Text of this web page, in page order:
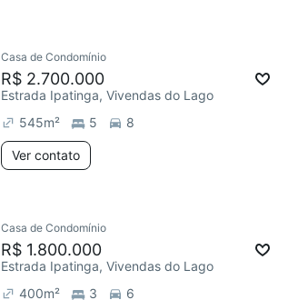
Casa de Condomínio
R$ 2.700.000
Estrada Ipatinga, Vivendas do Lago
545m² 5 8
Ver contato
Redecorar
Casa de Condomínio
R$ 1.800.000
Estrada Ipatinga, Vivendas do Lago
400m² 3 6